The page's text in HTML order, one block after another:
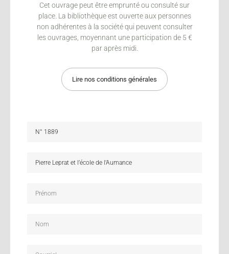
Cet ouvrage peut être emprunté ou consulté sur
place. La bibliothèque est ouverte aux personnes
non adhérentes à la société qui peuvent consulter
les ouvrages, moyennant une participation de 5 €
par après midi.
Lire nos conditions générales